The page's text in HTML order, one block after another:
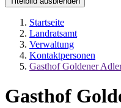
Startseite
Landratsamt
Verwaltung
Kontaktpersonen
Gasthof Goldener
Gasthof